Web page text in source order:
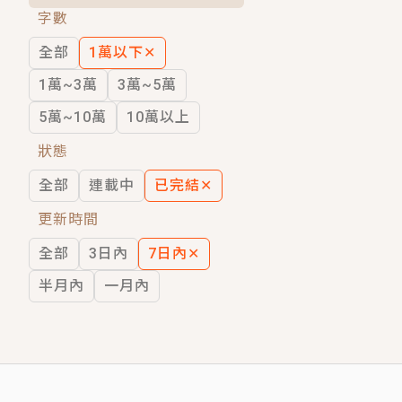
穿越｜《穿越遠古後成了野人娘子》你
字數
全部
1萬以下✕
1萬~3萬
3萬~5萬
5萬~10萬
10萬以上
狀態
全部
連載中 已完結✕
更新時間
全部
3日內 7日內 ✕
半月內
一月內